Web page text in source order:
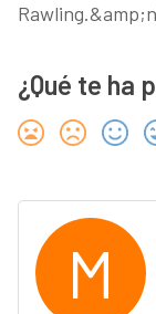
¿Qué te ha
M